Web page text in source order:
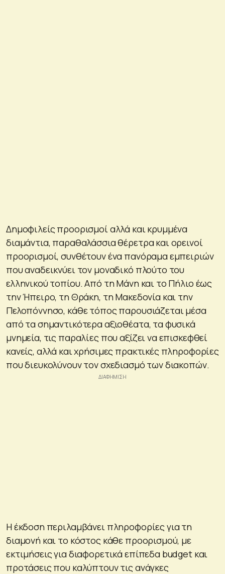
Δημοφιλείς προορισμοί αλλά και κρυμμένα
διαμάντια, παραθαλάσσια θέρετρα και ορεινοί
προορισμοί, συνθέτουν ένα πανόραμα εμπειριών
που αναδεικνύει τον μοναδικό πλούτο του
ελληνικού τοπίου. Από τη Μάνη και το Πήλιο έως
την Ήπειρο, τη Θράκη, τη Μακεδονία και την
Πελοπόννησο, κάθε τόπος παρουσιάζεται μέσα
από τα σημαντικότερα αξιοθέατα, τα φυσικά
μνημεία, τις παραλίες που αξίζει να επισκεφθεί
κανείς, αλλά και χρήσιμες πρακτικές πληροφορίες
που διευκολύνουν τον σχεδιασμό των διακοπών.
Η έκδοση περιλαμβάνει πληροφορίες για τη
διαμονή και το κόστος κάθε προορισμού, με
εκτιμήσεις για διαφορετικά επίπεδα budget και
προτάσεις που καλύπτουν τις ανάγκες